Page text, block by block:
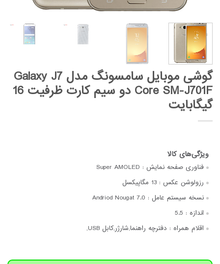
گوشی موبایل سامسونگ مدل Galaxy J7
Core SM-J701F دو سیم‌ کارت ظرفیت 16
گیگابایت
فناوری صفحه‌ نمایش : Super AMOLED
رزولوشن عکس : 13 مگاپیکسل
نسخه سیستم عامل : Andriod Nougat 7.0
اندازه : 5.5
اقلام همراه : دفترچه‌ راهنما,شارژر,کابل USB,